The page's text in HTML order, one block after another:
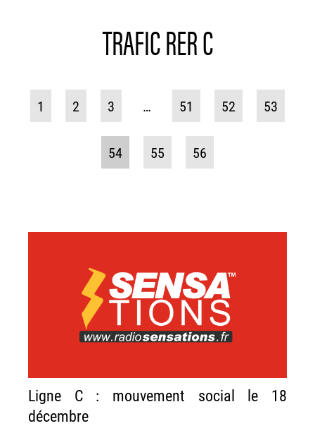
TRAFIC RER C
1 2 3 … 51 52 53
54 55 56
Ligne C : mouvement social le 18
décembre